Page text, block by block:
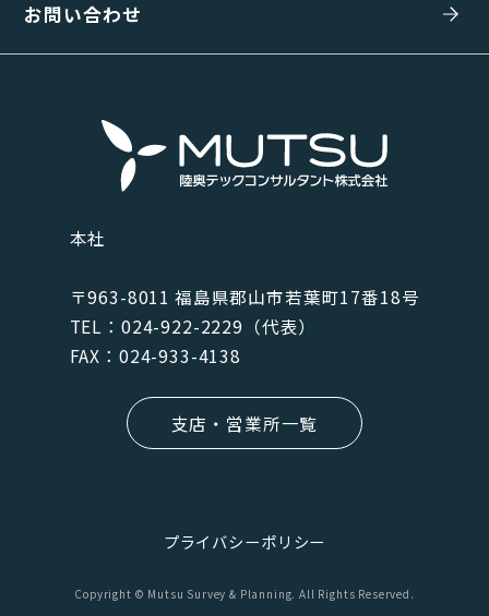
お問い合わせ
本社
〒963-8011 福島県郡⼭市若葉町17番18号
TEL：024-922-2229（代表）
FAX：024-933-4138
支店・営業所一覧
プライバシーポリシー
Copyright © Mutsu Survey & Planning. All Rights Reserved.